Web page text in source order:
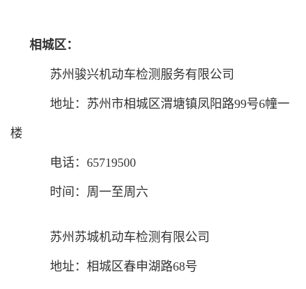
相城区：
苏州骏兴机动车检测服务有限公司
地址：苏州市相城区渭塘镇凤阳路99号6幢一
楼
电话：65719500
时间：周一至周六
苏州苏城机动车检测有限公司
地址：相城区春申湖路68号